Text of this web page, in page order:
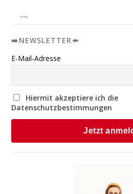
➡️NEWSLETTER⬅️
E-Mail-Adresse
Hiermit akzeptiere ich die
Datenschutzbestimmungen